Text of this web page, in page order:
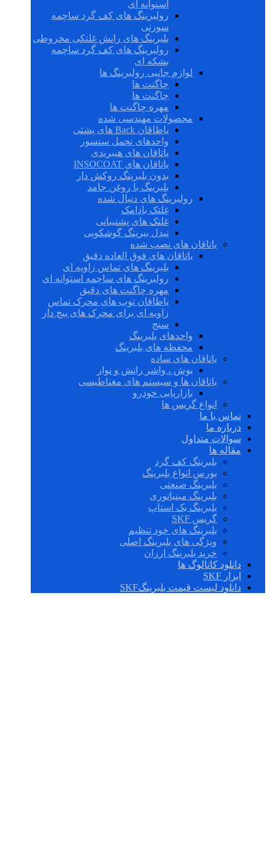
استوانه ای
رولبرینگ های کف گرد ساچمه
سوزنی
بلبرینگ های رانش غلتکی مخروطی
رولبرینگ های کف گرد ساچمه
بشکه ای
لوازم جانبی رولبرینگ ها
چاگنت ها
چاگنت ها
مهره چاگنت ها
محصولات مهندسی شده
یاطاقان Back های پشتی
واحدهای تحمل سنسور
یاتاقان های هیبریدی
یاتاقان های INSOCOAT
بدون بلبرینگ روکش دار
بلبرینگ با روغن جامد
رولبرینگ های دنبال شده
غلتک بادامک
غلتک های پشتیبانی
نیدل بیرینگ گوشکوبی
یاتاقان های نصب شده
یاتاقان های فوق العاده دقیق
بلبرینگ های تماس زاویه ای
رولبرینگ های ساچمه استوانه ای
مهره چاگنت های دقیق
یاطاقان توپ های محرک تماس
زاویه ای برای محرک های پیچ دار
سنج
واحدهای بلبرینگ
محفظه های بلبرینگ
یاتاقان های ساده
بوش ، واشر رانش و نوار
یاتاقان ها و سیستم های مغناطیسی
بازاریابی خودرو
انواع گریس ها
تماس با ما
درباره ما
سوالات متداول
مقاله ها
بلبرینگ کف گرد
بورس انواع بلبرینگ
بلبرینگ صنعتی
بلبرینگ مینیاتوری
بلبرینگ بک استاپ
گریس SKF
بلبرینگ های خود تنظیم
ویژگی های بلبرینگ اصلی
خرید بلبرینگ ارزان
دانلود کاتالوگ ها
ابزار SKF
دانلود لیست قیمت بلبرینگSKF